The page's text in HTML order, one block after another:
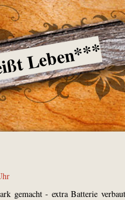
Leben***
gemacht - extra Batterie